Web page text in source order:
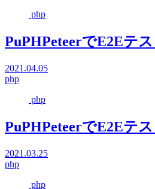
php
PuPHPeteerでE2Eテ
2021.04.05
php
php
PuPHPeteerでE2Eテ
2021.03.25
php
php